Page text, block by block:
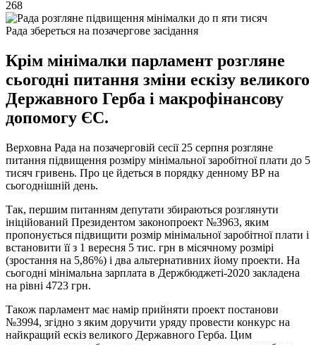
268
Рада збереться на позачергове засідання
Крім мінімалки парламент розгляне
сьогодні питання зміни ескізу великого
Державного Герба і макрофінансову
допомогу ЄС.
Верховна Рада на позачерговій сесії 25 серпня розгляне
питання підвищення розміру мінімальної заробітної плати до 5
тисяч гривень. Про це йдеться в порядку денному ВР на
сьогоднішній день.
Так, першим питанням депутати збираються розглянути
ініційований Президентом законопроект №3963, яким
пропонується підвищити розмір мінімальної заробітної плати і
встановити її з 1 вересня 5 тис. грн в місячному розмірі
(зростання на 5,86%) і два альтернативних йому проекти. На
сьогодні мінімальна зарплата в Держбюджеті-2020 закладена
на рівні 4723 грн.
Також парламент має намір прийняти проект постанови
№3994, згідно з яким доручити уряду провести конкурс на
найкращий ескіз великого Державного Герба. Цим